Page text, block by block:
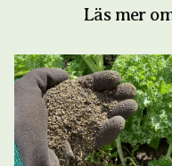
Läs mer